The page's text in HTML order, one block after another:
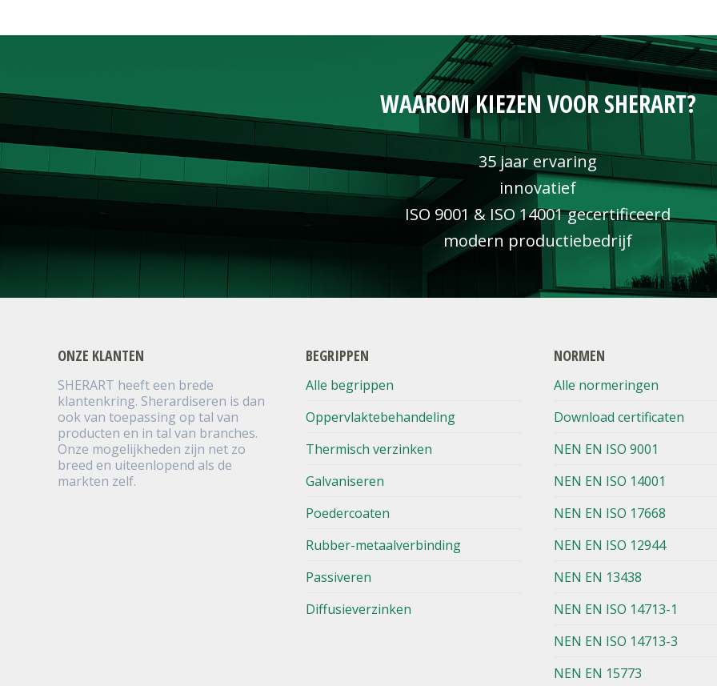
WAAROM KIEZEN VOOR SHERART?
35 jaar ervaring
innovatief
ISO 9001 & ISO 14001 gecertificeerd
modern productiebedrijf
ONZE KLANTEN
SHERART heeft een brede
klantenkring. Sherardiseren is dan
ook van toepassing op tal van
producten en in tal van branches.
Onze mogelijkheden zijn net zo
breed en uiteenlopend als de
markten zelf.
BEGRIPPEN
Alle begrippen
Oppervlaktebehandeling
Thermisch verzinken
Galvaniseren
Poedercoaten
Rubber-metaalverbinding
Passiveren
Diffusieverzinken
NORMEN
Alle normeringen
Download certificaten
NEN EN ISO 9001
NEN EN ISO 14001
NEN EN ISO 17668
NEN EN ISO 12944
NEN EN 13438
NEN EN ISO 14713-1
NEN EN ISO 14713-3
NEN EN 15773